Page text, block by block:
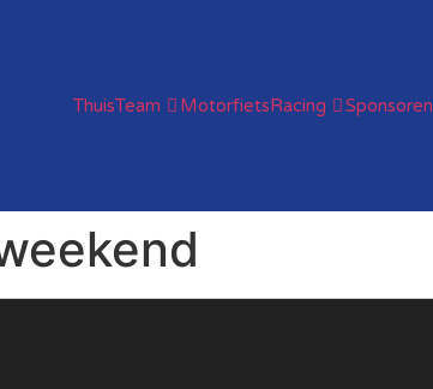
ThuisTeam MotorfietsRacing Sponsoren